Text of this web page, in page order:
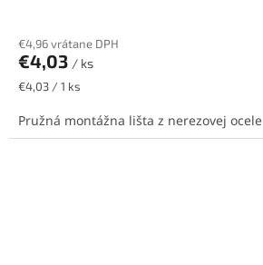
€4,96 vrátane DPH
€4,03 / ks
Jednotková
€4,03 / 1 ks
Pružná montážna lišta z nerezovej ocele